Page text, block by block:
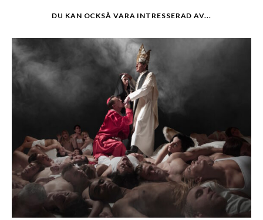
DU KAN OCKSÅ VARA INTRESSERAD AV...